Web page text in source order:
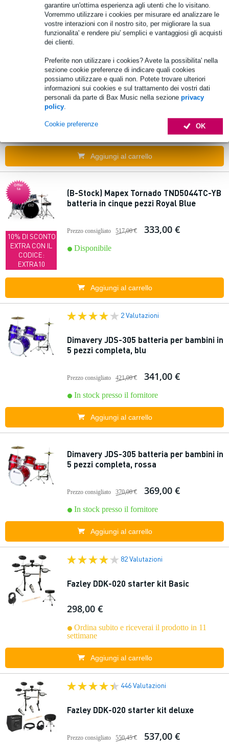
garantire un'ottima esperienza agli utenti che lo visitano.
Vorremmo utilizzare i cookies per misurare ed analizzare le
vostre interazioni con il nostro sito, per migliorare la sua
funzionalita' e rendere piu' semplici e vantaggiosi gli acquisti
dei clienti.
Preferite non utilizzare i cookies? Avete la possibilita' nella
sezione cookie preferenze di indicare quali cookies
possiamo utilizzare e quali non. Potete trovare ulteriori
informazioni sui cookies e sul trattamento dei vostri dati
personali da parte di Bax Music nella sezione privacy
policy.
OK
Cookie preferenze
Prezzo consigliato 796,00 €
Disponibile
Pearl RS505C-C31 Roadshow batteria Jet
Black
768,00 €
Aggiungi al carrello
Offer
ta
10% DI SCONTO
EXTRA CON IL
CODICE:
EXTRA10
(B-Stock) Mapex Tornado TND5044TC-YB
batteria in cinque pezzi Royal Blue
Prezzo consigliato 517,00 € 333,00 €
Disponibile
Aggiungi al carrello
2 Valutazioni
Dimavery JDS-305 batteria per bambini in
5 pezzi completa, blu
Prezzo consigliato 421,00 € 341,00 €
In stock presso il fornitore
Aggiungi al carrello
Dimavery JDS-305 batteria per bambini in
5 pezzi completa, rossa
Prezzo consigliato 370,00 € 369,00 €
In stock presso il fornitore
Aggiungi al carrello
82 Valutazioni
Fazley DDK-020 starter kit Basic
298,00 €
Ordina subito e riceverai il prodotto in 11
settimane
Aggiungi al carrello
446 Valutazioni
Fazley DDK-020 starter kit deluxe
Prezzo consigliato 550,45 € 537,00 €